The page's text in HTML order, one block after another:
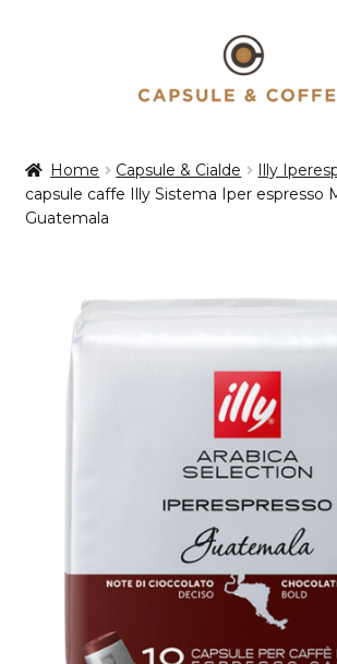
Home Capsule & Cialde Illy
capsule caffe Illy Sistema Iper espresso
Guatemala